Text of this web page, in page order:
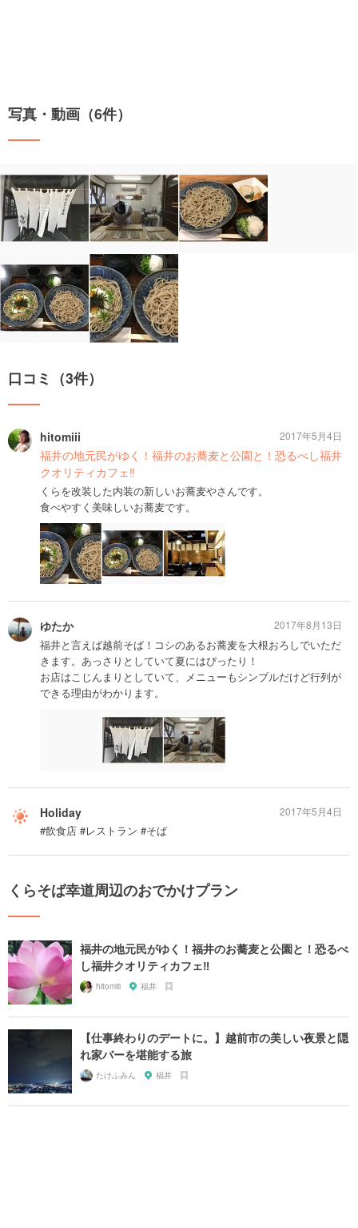
写真・動画（6件）
口コミ（3件）
hitomiii
福井の地元民がゆく！福井のお蕎麦と公園と！恐るべし福井
クオリティカフェ‼︎
くらを改装した内装の新しいお蕎麦やさんです。
食べやすく美味しいお蕎麦です。
2017年5月4日
ゆたか
福井と言えば越前そば！コシのあるお蕎麦を大根おろしでいただ
きます。あっさりとしていて夏にはぴったり！
お店はこじんまりとしていて、メニューもシンプルだけど行列が
できる理由がわかります。
2017年8月13日
Holiday
#飲食店 #レストラン #そば
2017年5月4日
くらそば幸道周辺のおでかけプラン
福井の地元民がゆく！福井のお蕎麦と公園と！恐るべ
し福井クオリティカフェ‼︎
hitomiii 福井
【仕事終わりのデートに。】越前市の美しい夜景と隠
れ家バーを堪能する旅
たけふみん 福井